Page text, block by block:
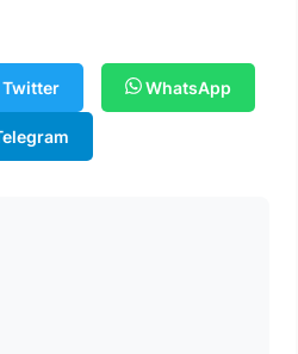
Twitter WhatsApp